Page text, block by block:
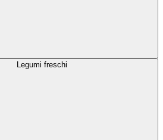
Legumi freschi